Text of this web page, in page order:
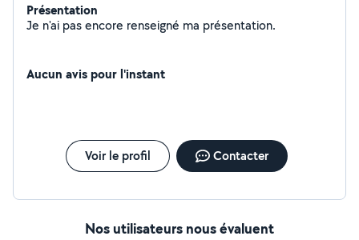
Présentation
Je n'ai pas encore renseigné ma présentation.
Aucun avis pour l'instant
Voir le profil Contacter
Nos utilisateurs nous évaluent